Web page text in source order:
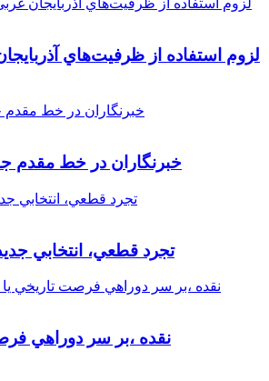
لزوم استفاده از ظرفيت‌هاي
خبرنگاران در خط مقدم
تجرد قطعي، انتخابي
نقده ،بر سر دوراهي